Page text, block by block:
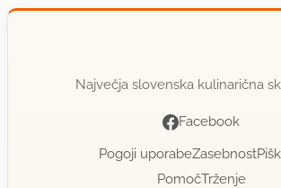
Največja slovenska kulinarična
Facebook
Pogoji uporabeZasebnost
PomočTrženje